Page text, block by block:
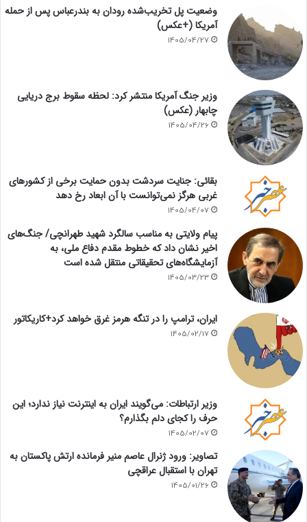
وضعیت پل تخریب‌شده رودان به بندرعباس پس از حمله
آمریکا (+عکس)
1405/04/27
وزیر جنگ آمریکا منتشر کرد: لحظه سقوط برج دریایی
چابهار (عکس)
1405/04/26
بقائی: جنایت سردشت بدون حمایت برخی از کشورهای
غربی هرگز نمی‌توانست با آن ابعاد رخ دهد
1405/04/07
پیام ولایتی به مناسب سالگرد شهید طهرانچی/ جنگ‌های
اخیر نشان داد که خطوط مقدم دفاع ملی، به
آزمایشگاه‌های تحقیقاتی منتقل شده است
1405/03/23
ایران، ترامپ را در تنگه هرمز غرق خواهد کرد+کاریکاتور
1405/02/17
وزیر ارتباطات: می‌گویند ایران به اینترنت نیاز ندارد؛ این
حرف را کجای دلم بگذارم؟
1405/02/07
تصاویر: ورود ژنرال عاصم منیر فرمانده ارتش پاکستان به
تهران با استقبال عراقچی
1405/01/26